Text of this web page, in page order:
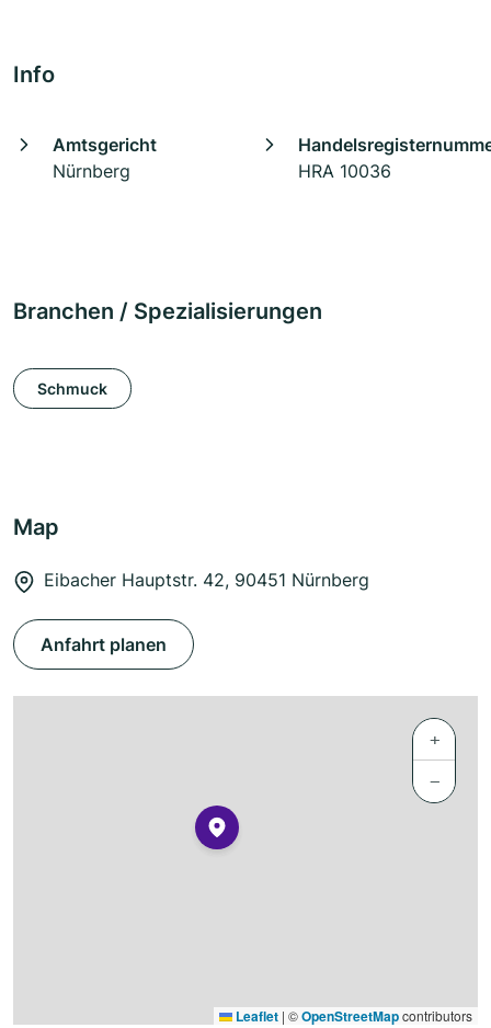
Info
Amtsgericht
Nürnberg
HRA 10036
Branchen / Spezialisierungen
Schmuck
Map
Eibacher Hauptstr. 42, 90451 Nürnberg
Anfahrt planen
+
−
Leaflet | ©OpenStreetMapcontributors